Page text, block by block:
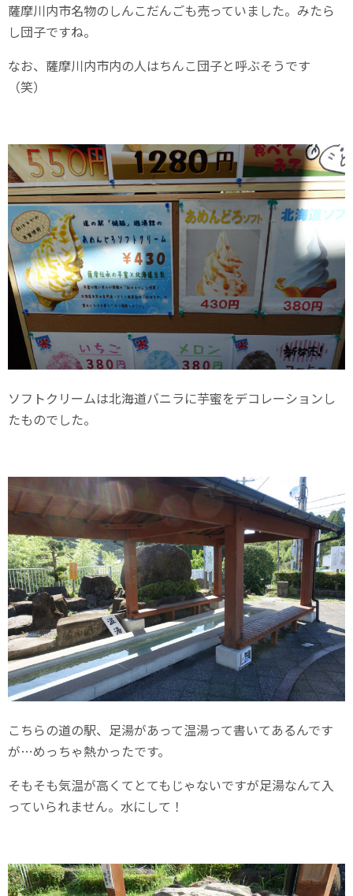
薩摩川内市名物のしんこだんごも売っていました。みたら
し団子ですね。
なお、薩摩川内市内の人はちんこ団子と呼ぶそうです
（笑）
ソフトクリームは北海道バニラに芋蜜をデコレーションし
たものでした。
こちらの道の駅、足湯があって温湯って書いてあるんです
が…めっちゃ熱かったです。
そもそも気温が高くてとてもじゃないですが足湯なんて入
っていられません。水にして！